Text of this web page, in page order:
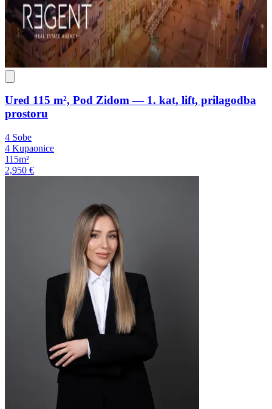
Ured 115 m², Pod Zidom — 1. kat, lift, prilagodba
prostoru
4 Sobe
4 Kupaonice
115m²
2,950 €